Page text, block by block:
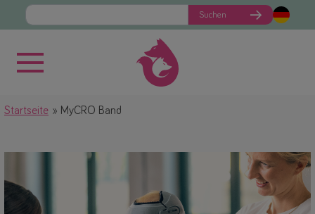
Suchen
Startseite MyCRO Band